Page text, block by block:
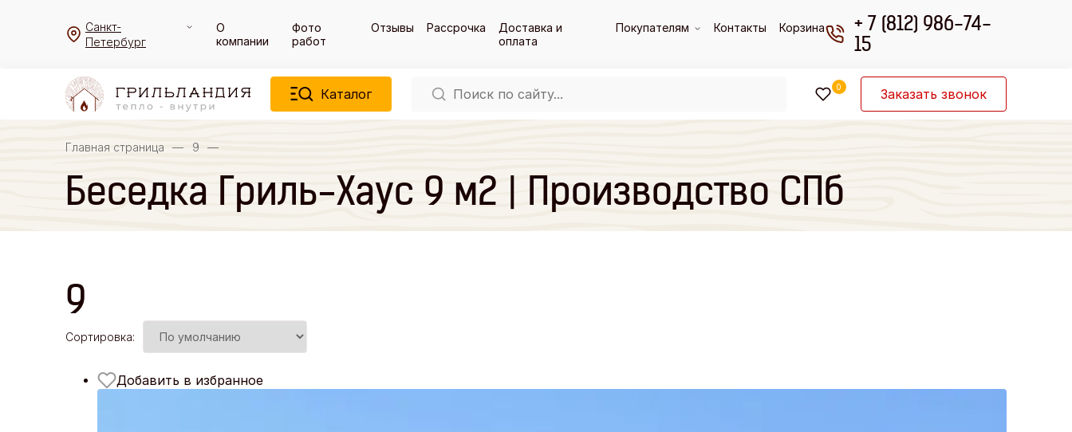
Санкт-
Петербург
О
компании
Фото
работ
Отзывы Рассрочка
Доставка и
оплата
Покупателям Контакты Корзина
+ 7 (812) 986-74-
15
Каталог 0 Заказать звонок
Главная страница — 9 —
Беседка Гриль-Хаус 9 м2 | Производство СПб
9
Сортировка:
Добавить в избранное